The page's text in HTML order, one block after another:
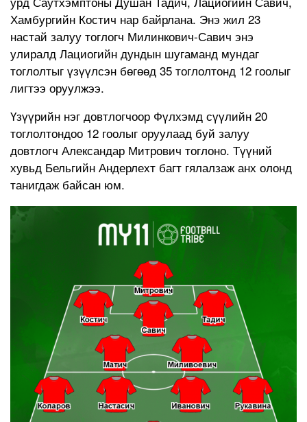
Хамбургийн Костич нар байрлана. Энэ жил 23
настай залуу тоглогч Милинкович-Савич энэ
улиралд Лациогийн дундын шугаманд мундаг
тоглолтыг үзүүлсэн бөгөөд 35 тоглолтонд 12 гоолыг
лигтээ оруулжээ.
Үзүүрийн нэг довтлогчоор Фүлхэмд сүүлийн 20
тоглолтондоо 12 гоолыг оруулаад буй залуу
довтлогч Александар Митрович тоглоно. Түүний
хувьд Бельгийн Андерлехт багт гялалзаж анх олонд
танигдаж байсан юм.